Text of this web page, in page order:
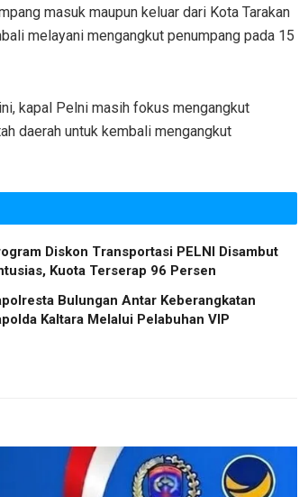
masuk maupun keluar dari Kota Tarakan
melayani mengangkut penumpang pada 15
kapal Pelni masih fokus mengangkut
daerah untuk kembali mengangkut
Diskon Transportasi PELNI Disambut
Kuota Terserap 96 Persen
Bulungan Antar Keberangkatan
Kaltara Melalui Pelabuhan VIP